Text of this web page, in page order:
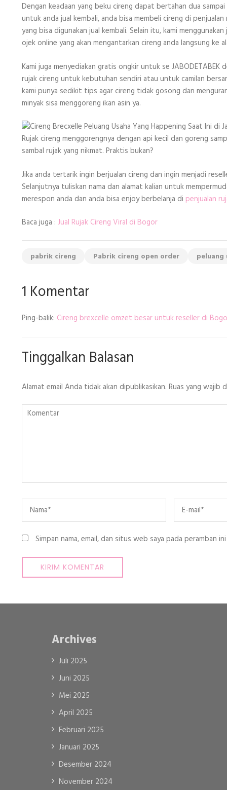
Dengan keadaan yang beku cireng dapat bertahan dua
untuk anda jual kembali, anda bisa membeli cireng di
yang bisa digunakan jual kembali. Selain itu, kami
ojek online yang akan mengantarkan cireng anda langsung ke
Kami juga menyediakan gratis ongkir untuk se JABODETABEK
rujak cireng untuk kebutuhan sendiri atau untuk camilan
kami punya sedikit tips agar cireng tidak gosong dan
minyak sisa menggoreng ikan asin ya.
Rujak cireng menggorengnya dengan api kecil dan goreng
sambal rujak yang nikmat. Praktis bukan?
Jika anda tertarik ingin berjualan cireng dan ingin menjadi
Selanjutnya tuliskan nama dan alamat kalian untuk
merespon anda dan anda bisa enjoy berbelanja di penjualan
Baca juga : Jual Rujak Cireng Viral di Bogor
pabrik cireng Pabrik cireng open order peluang
1 Komentar
Ping-balik: Cireng brexcelle omzet besar untuk reseller di
Tinggalkan Balasan
Alamat email Anda tidak akan dipublikasikan. Ruas yang wajib
Komentar
Name Email
Simpan nama, email, dan situs web saya pada peramban
Archives
Juli 2025
Juni 2025
Mei 2025
April 2025
Februari 2025
Januari 2025
Desember 2024
November 2024